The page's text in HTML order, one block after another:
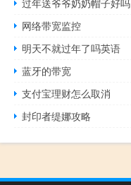
网络带宽监控
明天不就过年了吗英语
蓝牙的带宽
支付宝理财怎么取消
封印者缇娜攻略